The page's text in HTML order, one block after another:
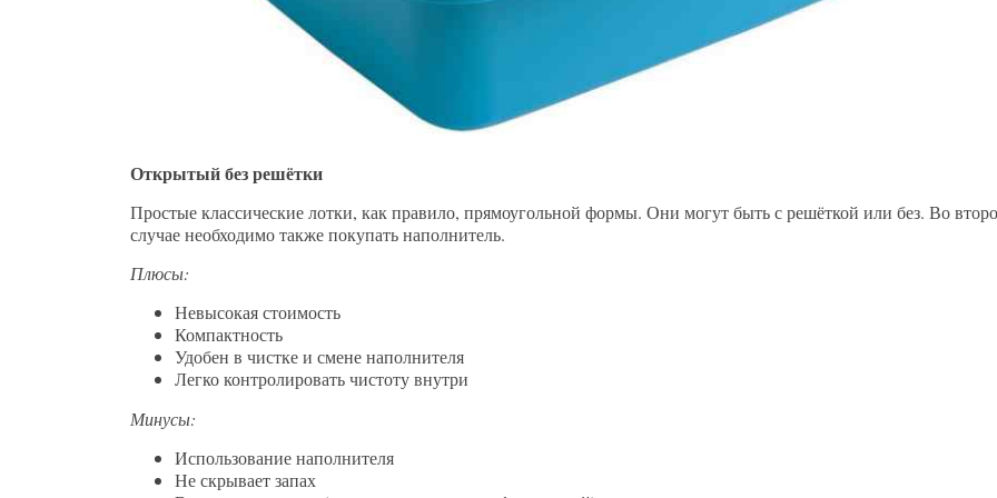
Открытый без решётки
Простые классические лотки, как правило, прямоугольной формы. Они могут быть с решёткой или без. Во
случае необходимо также покупать наполнитель.
Плюсы:
Невысокая стоимость
Компактность
Удобен в чистке и смене наполнителя
Легко контролировать чистоту внутри
Минусы:
Использование наполнителя
Не скрывает запах